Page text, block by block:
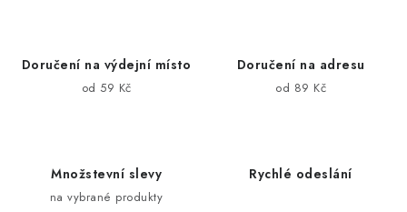
Doručení na výdejní místo
od 59 Kč
Doručení na adresu
od 89 Kč
Množstevní slevy
na vybrané produkty
Rychlé odeslání